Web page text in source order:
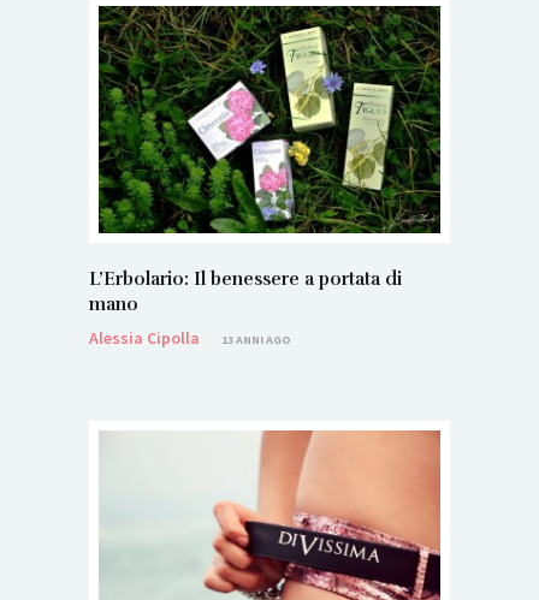
L’Erbolario: Il benessere a portata di
mano
Alessia Cipolla
13 ANNI AGO